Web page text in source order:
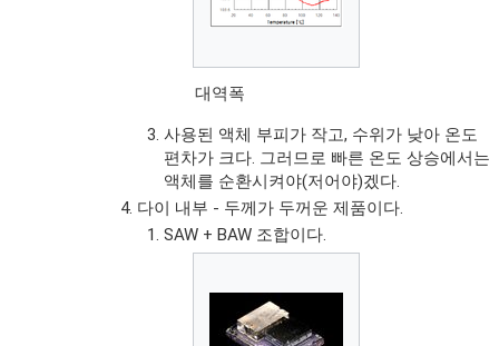
대역폭
사용된 액체 부피가 작고, 수위가 낮아 온도
편차가 크다. 그러므로 빠른 온도 상승에서는
액체를 순환시켜야(저어야)겠다.
다이 내부 - 두께가 두꺼운 제품이다.
SAW + BAW 조합이다.